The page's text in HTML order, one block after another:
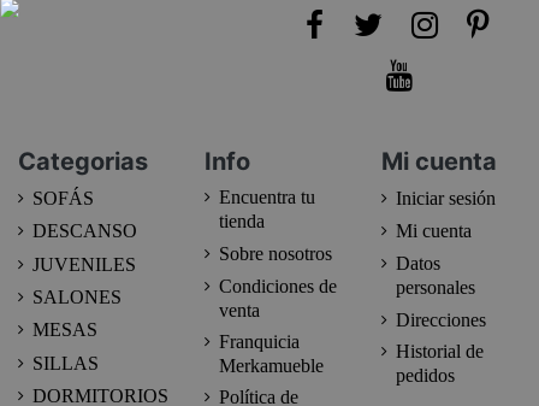
Categorias
SOFÁS
DESCANSO
JUVENILES
SALONES
MESAS
SILLAS
DORMITORIOS
Info
Encuentra tu
tienda
Sobre nosotros
Condiciones de
venta
Franquicia
Merkamueble
Política de
Mi cuenta
Iniciar sesión
Mi cuenta
Datos
personales
Direcciones
Historial de
pedidos